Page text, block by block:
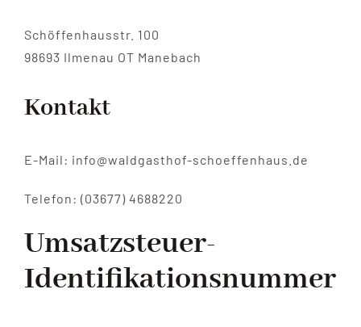
Schöffenhausstr. 100
98693 Ilmenau OT Manebach
Kontakt
E-Mail: info@waldgasthof-schoeffenhaus.de
Telefon: (03677) 4688220
Umsatzsteuer-
Identifikationsnummer